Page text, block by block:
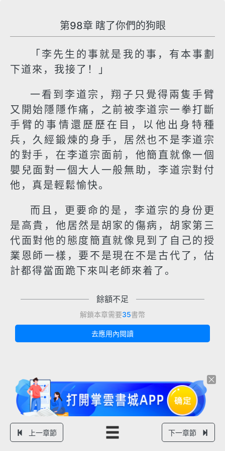
第98章 瞎了你們的狗眼
「李先生的事就是我的事，有本事劃
下道來，我接了！」
一看到李道宗，翔子只覺得兩隻手臂
又開始隱隱作痛，之前被李道宗一拳打斷
手臂的事情還歷歷在目，以他出身特種
兵，久經鍛煉的身手，居然也不是李道宗
的對手，在李道宗面前，他簡直就像一個
嬰兒面對一個大人一般無助，李道宗對付
他，真是輕鬆愉快。
而且，更要命的是，李道宗的身份更
是高貴，他居然是胡家的傷病，胡家第三
代面對他的態度簡直就像見到了自己的授
業恩師一樣，要不是現在不是古代了，估
計都得當面跪下來叫老師來着了。
餘額不足
解鎖本章需要35書幣
去應用內閱讀
上一章節 下一章節